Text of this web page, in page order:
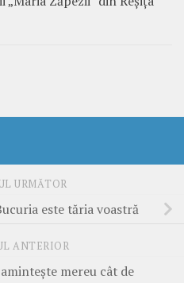
URMĂTOR
este tăria voastră
ANTERIOR
mereu cât de